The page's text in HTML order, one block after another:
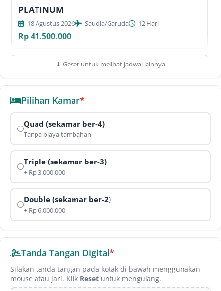
PLATINUM
18 Agustus 2026 Saudia/Garuda 12 Hari
Rp 41.500.000
PLUS DUBAI SILVER
25 Agustus 2026 Etihad Airways 10 Hari
PLUS DUBAI PLATINUM
25 Agustus 2026 Etihad Airways
Rp 40.500.000
2 JUMAT LANDING MADINAH
03 September 2026 Saudi Airlines
Rp 33.500.000
SUPER PROMO/ECO
16 September 2026
12 Hari
Rp 29.500.000
⬇ Geser untuk melihat jadwal lainnya
Pilihan Kamar*
Quad (sekamar ber-4)
Tanpa biaya tambahan
Triple (sekamar ber-3)
+ Rp 3.000.000
Double (sekamar ber-2)
+ Rp 6.000.000
Tanda Tangan Digital*
Silakan tanda tangan pada kotak di bawah menggunakan
mouse atau jari. Klik Reset untuk mengulang.